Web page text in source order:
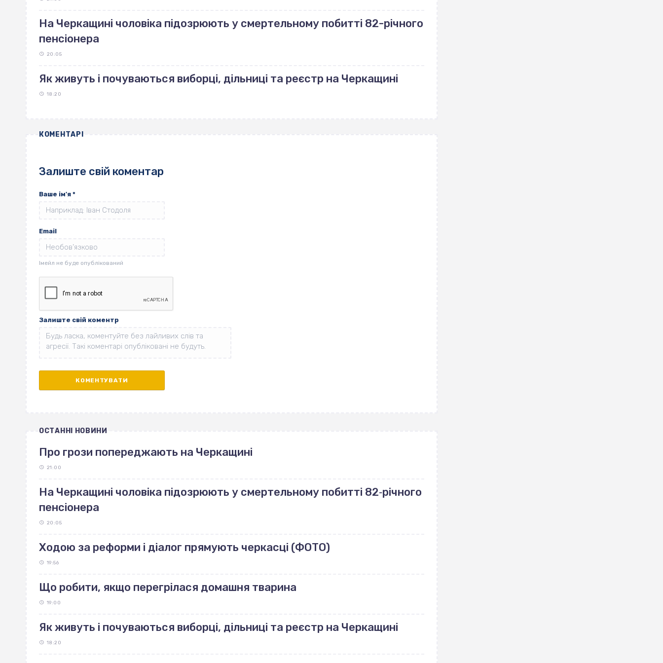
На Черкащині чоловіка підозрюють у смертельному побитті 82-річного
пенсіонера
20:05
Як живуть і почуваються виборці, дільниці та реєстр на Черкащині
18:20
КОМЕНТАРІ
Залиште свій коментар
Ваше ім'я *
Email
Залиште свій коментр
ОСТАННІ НОВИНИ
Про грози попереджають на Черкащині
21:00
На Черкащині чоловіка підозрюють у смертельному побитті 82‐річного
пенсіонера
20:05
Ходою за реформи і діалог прямують черкасці (ФОТО)
19:56
Що робити, якщо перегрілася домашня тварина
19:00
Як живуть і почуваються виборці, дільниці та реєстр на Черкащині
18:20